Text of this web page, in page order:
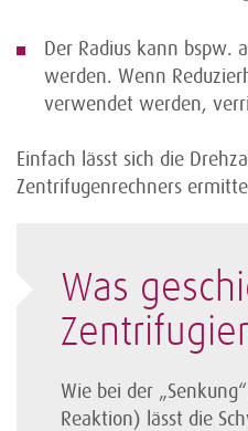
Der Radius kann bspw.
werden. Wenn
verwendet werden,
Einfach lässt sich die
Zentrifugenrechners
Was
Wie bei der
Reaktion) lässt die